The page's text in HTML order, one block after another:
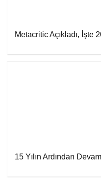
Metacritic Açıkladı, İşte
15 Yılın Ardından